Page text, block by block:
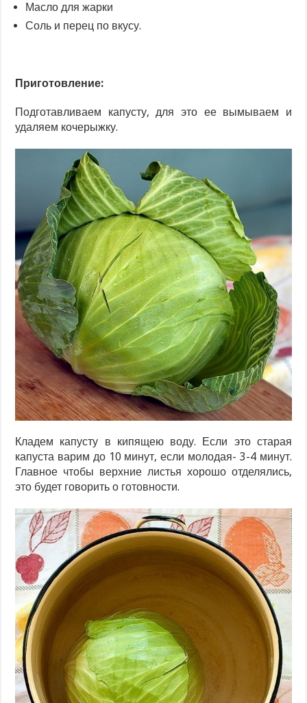
Масло для жарки
Соль и перец по вкусу.
Приготовление:
Подготавливаем капусту, для это ее вымываем и
удаляем кочерыжку.
Кладем капусту в кипящею воду. Если это старая
капуста варим до 10 минут, если молодая- 3-4 минут.
Главное чтобы верхние листья хорошо отделялись,
это будет говорить о готовности.